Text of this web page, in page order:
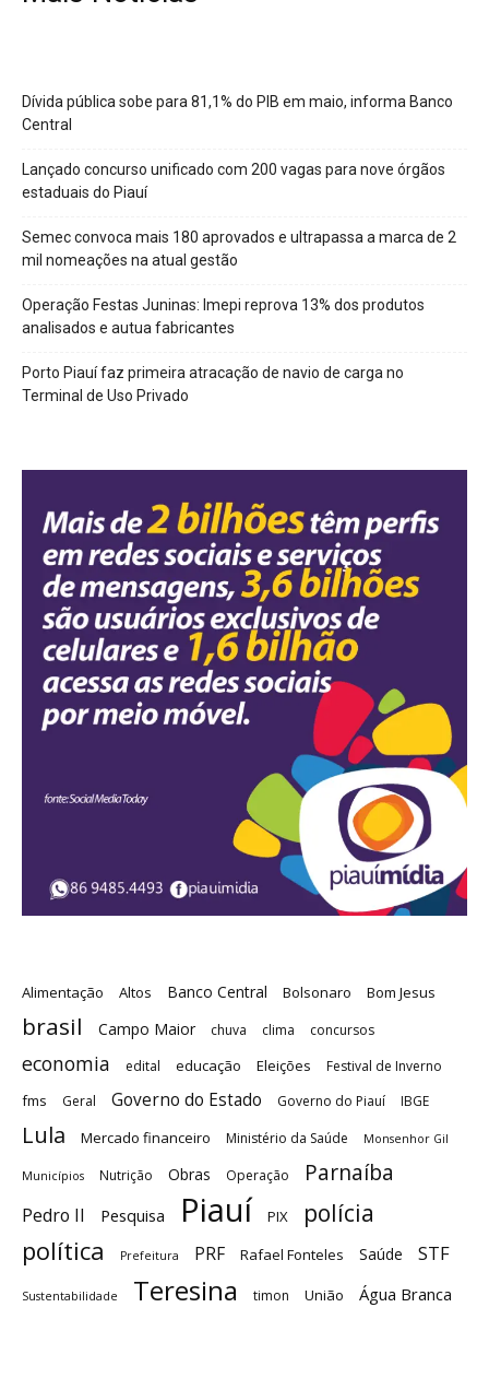
Dívida pública sobe para 81,1% do PIB em maio, informa Banco
Central
Lançado concurso unificado com 200 vagas para nove órgãos
estaduais do Piauí
Semec convoca mais 180 aprovados e ultrapassa a marca de 2
mil nomeações na atual gestão
Operação Festas Juninas: Imepi reprova 13% dos produtos
analisados e autua fabricantes
Porto Piauí faz primeira atracação de navio de carga no
Terminal de Uso Privado
Alimentação Altos Banco Central Bolsonaro Bom Jesus
brasil Campo Maior chuva clima concursos
economia edital educação Eleições Festival de Inverno
fms Geral Governo do Estado Governo do Piauí IBGE
Lula Mercado financeiro Ministério da Saúde Monsenhor Gil
Municípios Nutrição Obras Operação Parnaíba
Pedro II Pesquisa Piauí PIX
polícia
política
Prefeitura PRF Rafael Fonteles Saúde STF
Sustentabilidade Teresina timon União Água Branca